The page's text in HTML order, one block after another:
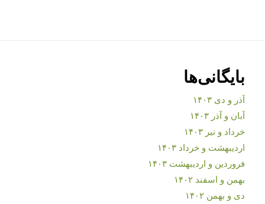
بایگانی‌ها
آذر و دی ۱۴۰۳
آبان و آذر ۱۴۰۳
خرداد و تیر ۱۴۰۳
اردیبهشت و خرداد ۱۴۰۳
فروردین و اردیبهشت ۱۴۰۳
بهمن و اسفند ۱۴۰۲
دی و بهمن ۱۴۰۲